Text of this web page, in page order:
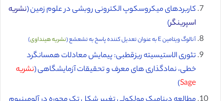
کاربردهای میکروسکوپ الکترونی روبشی در علوم زمین (نشریه
اسپرینگر)
آنالوگ ویتامین E به عنوان تعدیل کننده پاسخ به تشعشع ( نشریه هینداوی)
تئوری‌ الاستیسیته ریزقطبی: پیمایش معادلات همسانگرد
خطی، نمادگذاری ‌های معرف و تحقیقات آزمایشگاهی (نشریه
Sage
)